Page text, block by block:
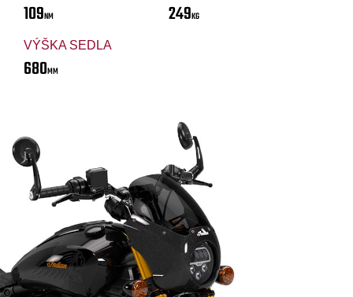
109NM 249KG
VÝŠKA SEDLA
680MM